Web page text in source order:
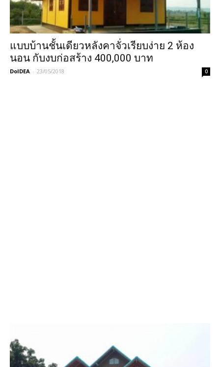
แบบบ้านชั้นเดียวหลังคาจั่วเรียบง่าย 2 ห้อง
นอน กับงบก่อสร้าง 400,000 บาท
DoIDEA - 23/05/2018 0